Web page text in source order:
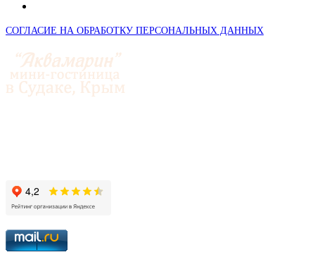
СОГЛАСИЕ НА ОБРАБОТКУ ПЕРСОНАЛЬНЫХ ДАННЫХ